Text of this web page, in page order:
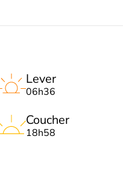
Lever
06h36
Coucher
18h58